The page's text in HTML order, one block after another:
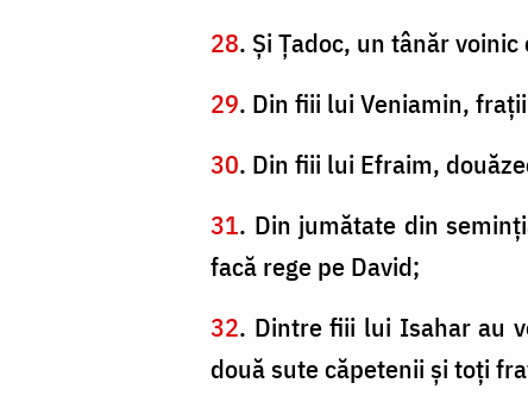
28. Şi Ţadoc, un tânăr
29. Din fiii lui Veniamin,
30. Din fiii lui Efraim,
31. Din jumătate din
facă rege pe David;
32. Dintre fiii lui Isahar au
două sute căpetenii şi toţi